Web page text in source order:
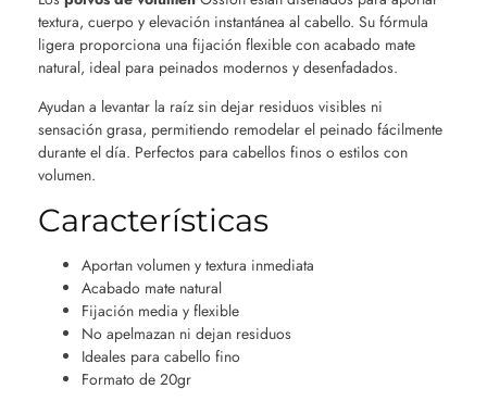
textura, cuerpo y elevación instantánea al cabello. Su fórmula
ligera proporciona una fijación flexible con acabado mate
natural, ideal para peinados modernos y desenfadados.
Ayudan a levantar la raíz sin dejar residuos visibles ni
sensación grasa, permitiendo remodelar el peinado fácilmente
durante el día. Perfectos para cabellos finos o estilos con
volumen.
Características
Aportan volumen y textura inmediata
Acabado mate natural
Fijación media y flexible
No apelmazan ni dejan residuos
Ideales para cabello fino
Formato de 20gr